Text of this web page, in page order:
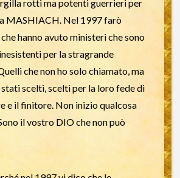
rotti ma potenti guerrieri per
MASHIACH. Nel 1997 farò
hanno avuto ministeri che sono
per la stragrande
che non ho solo chiamato, ma
scelti, scelti per la loro fede di
e il finitore. Non inizio qualcosa
il vostro DIO che non può